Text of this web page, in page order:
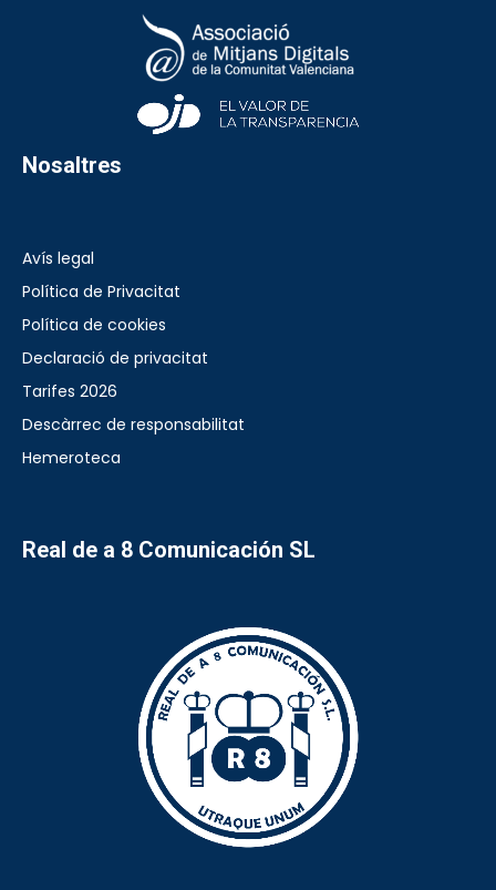
Nosaltres
Avís legal
Política de Privacitat
Política de cookies
Declaració de privacitat
Tarifes 2026
Descàrrec de responsabilitat
Hemeroteca
Real de a 8 Comunicación SL